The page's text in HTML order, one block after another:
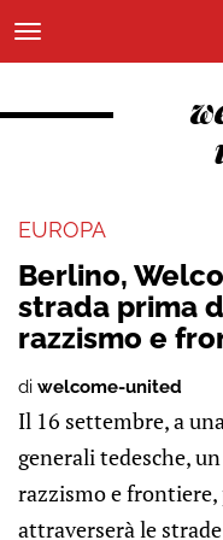
EUROPA
Berlino,
strada prima
razzismo e
di welcome-united
Il 16 settembre, a
generali tedesche,
razzismo e
attraverserà le